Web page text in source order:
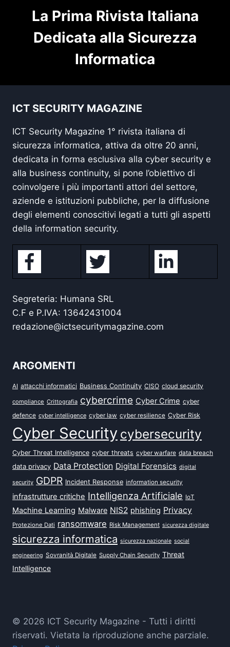
La Prima Rivista Italiana
Dedicata alla Sicurezza
Informatica
ICT SECURITY MAGAZINE
ICT Security Magazine 1° rivista italiana di
sicurezza informatica, attiva da oltre 20 anni,
dedicata in forma esclusiva alla cyber security e
alla business continuity, si pone l’obiettivo di
coinvolgere i più importanti attori del settore,
aziende e istituzioni pubbliche, per la diffusione
degli elementi conoscitivi legati a tutti gli aspetti
della information security.
Segreteria: Humana SRL
C.F e P.IVA: 13642431004
redazione@ictsecuritymagazine.com
ARGOMENTI
AI attacchi informatici Business Continuity CISO cloud security
compliance Crittografia cybercrime Cyber Crime cyber
defence cyber intelligence cyber law cyber resilience Cyber Risk
Cyber Security cybersecurity
Cyber Threat Intelligence cyber threats cyber warfare data breach
data privacy Data Protection Digital Forensics digital
security GDPR Incident Response information security
infrastrutture critiche Intelligenza Artificiale IoT
Machine Learning Malware NIS2 phishing Privacy
Protezione Dati ransomware Risk Management sicurezza digitale
sicurezza informatica sicurezza nazionale social
engineering Sovranità Digitale Supply Chain Security Threat
Intelligence
© 2026 ICT Security Magazine - Tutti i diritti
riservati. Vietata la riproduzione anche parziale.